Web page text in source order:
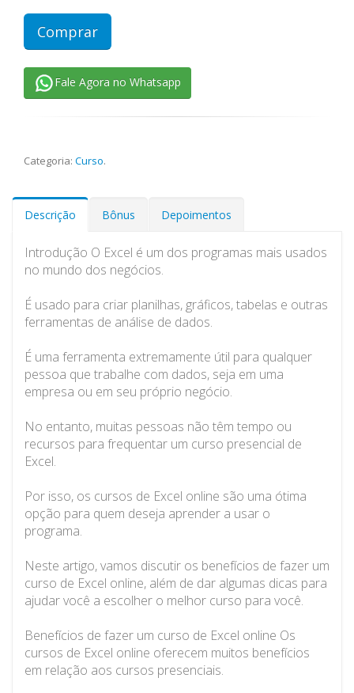
Comprar
Fale Agora no Whatsapp
Categoria: Curso.
Descrição Bônus Depoimentos
Introdução O Excel é um dos programas mais usados
no mundo dos negócios.
É usado para criar planilhas, gráficos, tabelas e outras
ferramentas de análise de dados.
É uma ferramenta extremamente útil para qualquer
pessoa que trabalhe com dados, seja em uma
empresa ou em seu próprio negócio.
No entanto, muitas pessoas não têm tempo ou
recursos para frequentar um curso presencial de
Excel.
Por isso, os cursos de Excel online são uma ótima
opção para quem deseja aprender a usar o
programa.
Neste artigo, vamos discutir os benefícios de fazer um
curso de Excel online, além de dar algumas dicas para
ajudar você a escolher o melhor curso para você.
Benefícios de fazer um curso de Excel online Os
cursos de Excel online oferecem muitos benefícios
em relação aos cursos presenciais.